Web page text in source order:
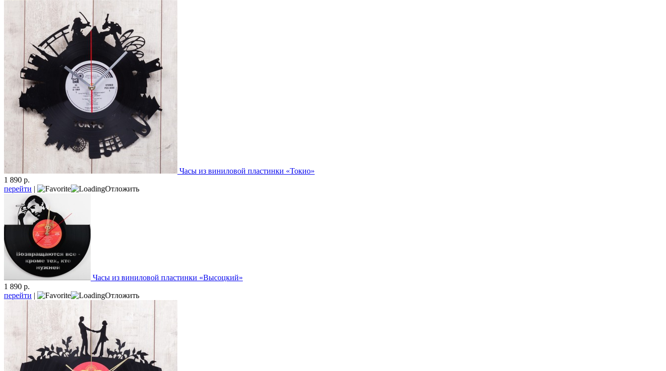
Часы из виниловой пластинки «Токио»
1 890 р.
перейти | Отложить
Часы из виниловой пластинки «Высоцкий»
1 890 р.
перейти | Отложить